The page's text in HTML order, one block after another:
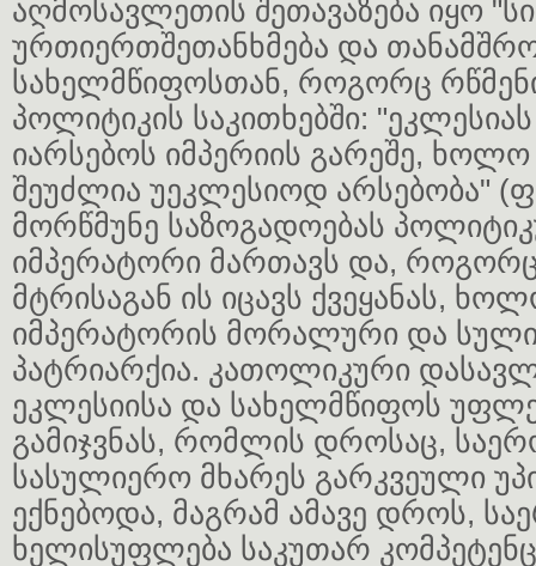
აღმოსავლეთის შეთავაზება იყო
ურთიერთშეთანხმება და
სახელმწიფოსთან, როგორც
პოლიტიკის საკითხებში:
იარსებოს იმპერიის გარეშე, ხოლო
შეუძლია უეკლესიოდ არსებობა"
მორწმუნე საზოგადოებას
იმპერატორი მართავს და, როგორც
მტრისაგან ის იცავს ქვეყანას,
იმპერატორის მორალური და
პატრიარქია. კათოლიკური
ეკლესიისა და სახელმწიფოს
გამიჯვნას, რომლის დროსაც,
სასულიერო მხარეს გარკვეული
ექნებოდა, მაგრამ ამავე დროს,
ხელისუფლება საკუთარ